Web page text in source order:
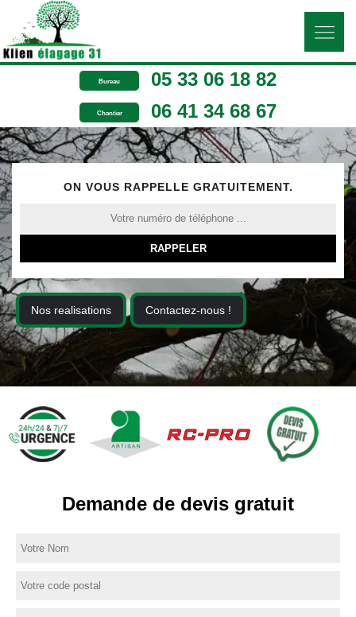
Bureau 05 33 06 18 82
Chantier 06 41 34 68 67
ON VOUS RAPPELLE GRATUITEMENT.
Nos realisations Contactez-nous !
Demande de devis gratuit